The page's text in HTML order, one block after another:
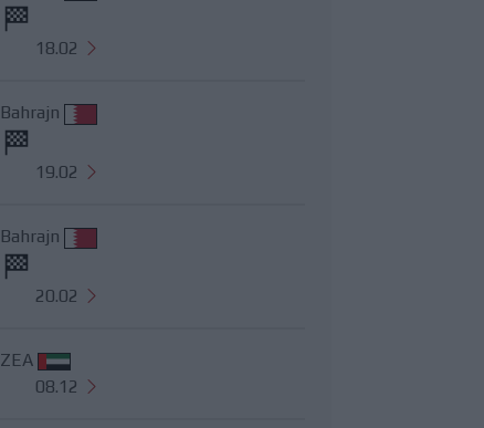
18.02
Bahrajn
19.02
Bahrajn
20.02
ZEA
08.12